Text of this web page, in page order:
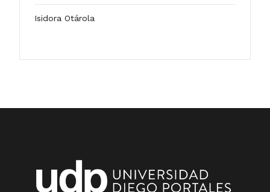
Isidora Otárola
2025